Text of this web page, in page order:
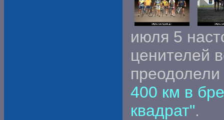
июля 5
ценителей
преодолели
400 км в
квадрат".